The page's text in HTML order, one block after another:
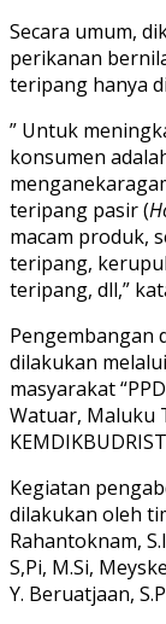
Secara umum,
perikanan
teripang hanya
” Untuk
konsumen
teripang pasir (
macam produk,
teripang,
teripang, dll,”
Pengembangan
dilakukan
masyarakat
Watuar, Maluku
Kegiatan
dilakukan oleh
Rahantoknam,
S,Pi, M.Si,
Y. Beruatjaan,